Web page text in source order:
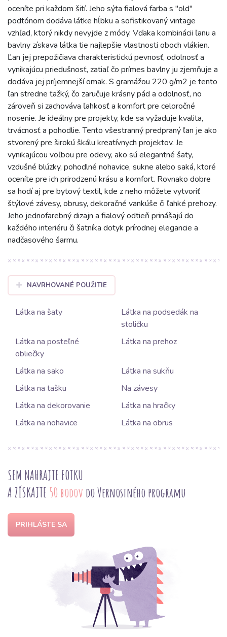
oceníte pri každom šití. Jeho sýta fialová farba s "old"
podtónom dodáva látke hĺbku a sofistikovaný vintage
vzhľad, ktorý nikdy nevyjde z módy. Vďaka kombinácii ľanu a
bavlny získava látka tie najlepšie vlastnosti oboch vlákien.
Ľan jej prepožičiava charakteristickú pevnosť, odolnosť a
vynikajúcu priedušnosť, zatiaľ čo prímes bavlny ju zjemňuje a
dodáva jej príjemnejší omak. S gramážou 220 g/m2 je tento
ľan stredne ťažký, čo zaručuje krásny pád a odolnosť, no
zároveň si zachováva ľahkosť a komfort pre celoročné
nosenie. Je ideálny pre projekty, kde sa vyžaduje kvalita,
trvácnosť a pohodlie. Tento všestranný predpraný ľan je ako
stvorený pre širokú škálu kreatívnych projektov. Je
vynikajúcou voľbou pre odevy, ako sú elegantné šaty,
vzdušné blúzky, pohodlné nohavice, sukne alebo saká, ktoré
oceníte pre ich prirodzenú krásu a komfort. Rovnako dobre
sa hodí aj pre bytový textil, kde z neho môžete vytvoriť
štýlové závesy, obrusy, dekoračné vankúše či ľahké prehozy.
Jeho jednofarebný dizajn a fialový odtieň prinášajú do
každého interiéru či šatníka dotyk prírodnej elegancie a
nadčasového šarmu.
NAVRHOVANÉ POUŽITIE
Látka na šaty
Látka na podsedák na
stoličku
Látka na posteľné
obliečky
Látka na prehoz
Látka na sako
Látka na sukňu
Látka na tašku
Na závesy
Látka na dekorovanie
Látka na hračky
Látka na nohavice
Látka na obrus
SEM NAHRAJTE FOTKU
A ZÍSKAJTE 50 bodov do Vernostného programu
PRIHLÁSTE SA